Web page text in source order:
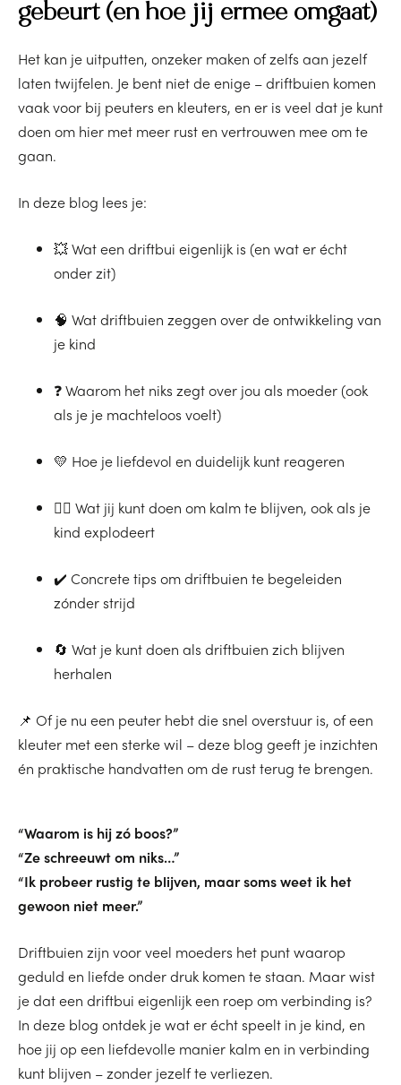
gebeurt (en hoe jij ermee omgaat)
Het kan je uitputten, onzeker maken of zelfs aan jezelf
laten twijfelen. Je bent niet de enige – driftbuien komen
vaak voor bij peuters en kleuters, en er is veel dat je kunt
doen om hier met meer rust en vertrouwen mee om te
gaan.
In deze blog lees je:
💥 Wat een driftbui eigenlijk is (en wat er écht
onder zit)
🧠 Wat driftbuien zeggen over de ontwikkeling van
je kind
❓ Waarom het niks zegt over jou als moeder (ook
als je je machteloos voelt)
💛 Hoe je liefdevol en duidelijk kunt reageren
🧘‍♀️ Wat jij kunt doen om kalm te blijven, ook als je
kind explodeert
✔️ Concrete tips om driftbuien te begeleiden
zónder strijd
🔄 Wat je kunt doen als driftbuien zich blijven
herhalen
📌 Of je nu een peuter hebt die snel overstuur is, of een
kleuter met een sterke wil – deze blog geeft je inzichten
én praktische handvatten om de rust terug te brengen.
“Waarom is hij zó boos?”
“Ze schreeuwt om niks…”
“Ik probeer rustig te blijven, maar soms weet ik het
gewoon niet meer.”
Driftbuien zijn voor veel moeders het punt waarop
geduld en liefde onder druk komen te staan. Maar wist
je dat een driftbui eigenlijk een roep om verbinding is?
In deze blog ontdek je wat er écht speelt in je kind, en
hoe jij op een liefdevolle manier kalm en in verbinding
kunt blijven – zonder jezelf te verliezen.